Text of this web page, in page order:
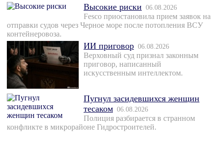
Высокие риски 06.08.2026
Fesco приостановила прием заявок на
отправки судов через Черное море после потопления ВСУ
контейнеровоза.
ИИ приговор 06.08.2026
Верховный суд признал законным
приговор, написанный
искусственным интеллектом.
Пугнул засидевшихся женщин
тесаком 06.08.2026
Полиция разбирается в странном
конфликте в микрорайоне Гидростроителей.